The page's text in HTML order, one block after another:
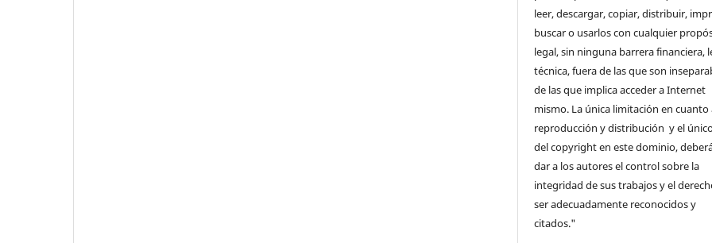
leer, descargar, copiar, distribuir,
buscar o usarlos con cualquier
legal, sin ninguna barrera financiera,
técnica, fuera de las que son
de las que implica acceder a Internet
mismo. La única limitación en cuanto
reproducción y distribución y el
del copyright en este dominio,
dar a los autores el control sobre la
integridad de sus trabajos y el
ser adecuadamente reconocidos y
citados."